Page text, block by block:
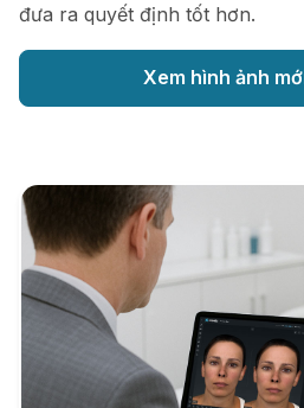
đưa ra quyết định tốt hơn.
Xem hình ảnh